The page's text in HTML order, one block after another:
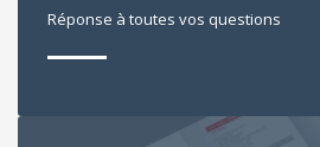
Réponse à toutes vos questions